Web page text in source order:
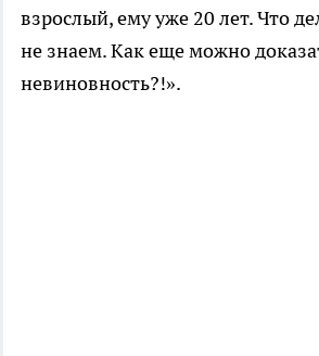
взрослый, ему уже 20 лет. Что
не знаем. Как еще можно
невиновность?!».